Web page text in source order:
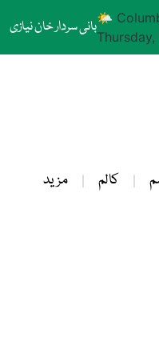
بانی سردار خان نیازی🌤
کالم مزید